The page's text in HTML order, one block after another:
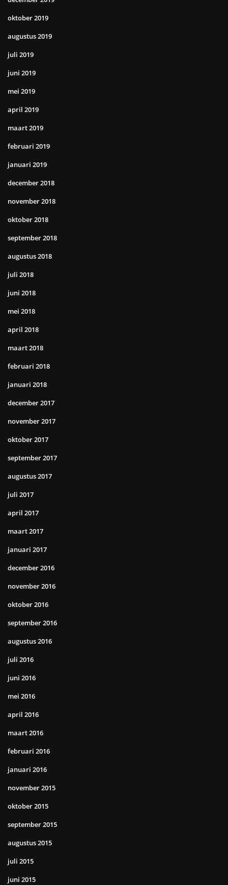
oktober 2019
augustus 2019
juli 2019
juni 2019
mei 2019
april 2019
maart 2019
februari 2019
januari 2019
december 2018
november 2018
oktober 2018
september 2018
augustus 2018
juli 2018
juni 2018
mei 2018
april 2018
maart 2018
februari 2018
januari 2018
december 2017
november 2017
oktober 2017
september 2017
augustus 2017
juli 2017
april 2017
maart 2017
januari 2017
december 2016
november 2016
oktober 2016
september 2016
augustus 2016
juli 2016
juni 2016
mei 2016
april 2016
maart 2016
februari 2016
januari 2016
november 2015
oktober 2015
september 2015
augustus 2015
juli 2015
juni 2015